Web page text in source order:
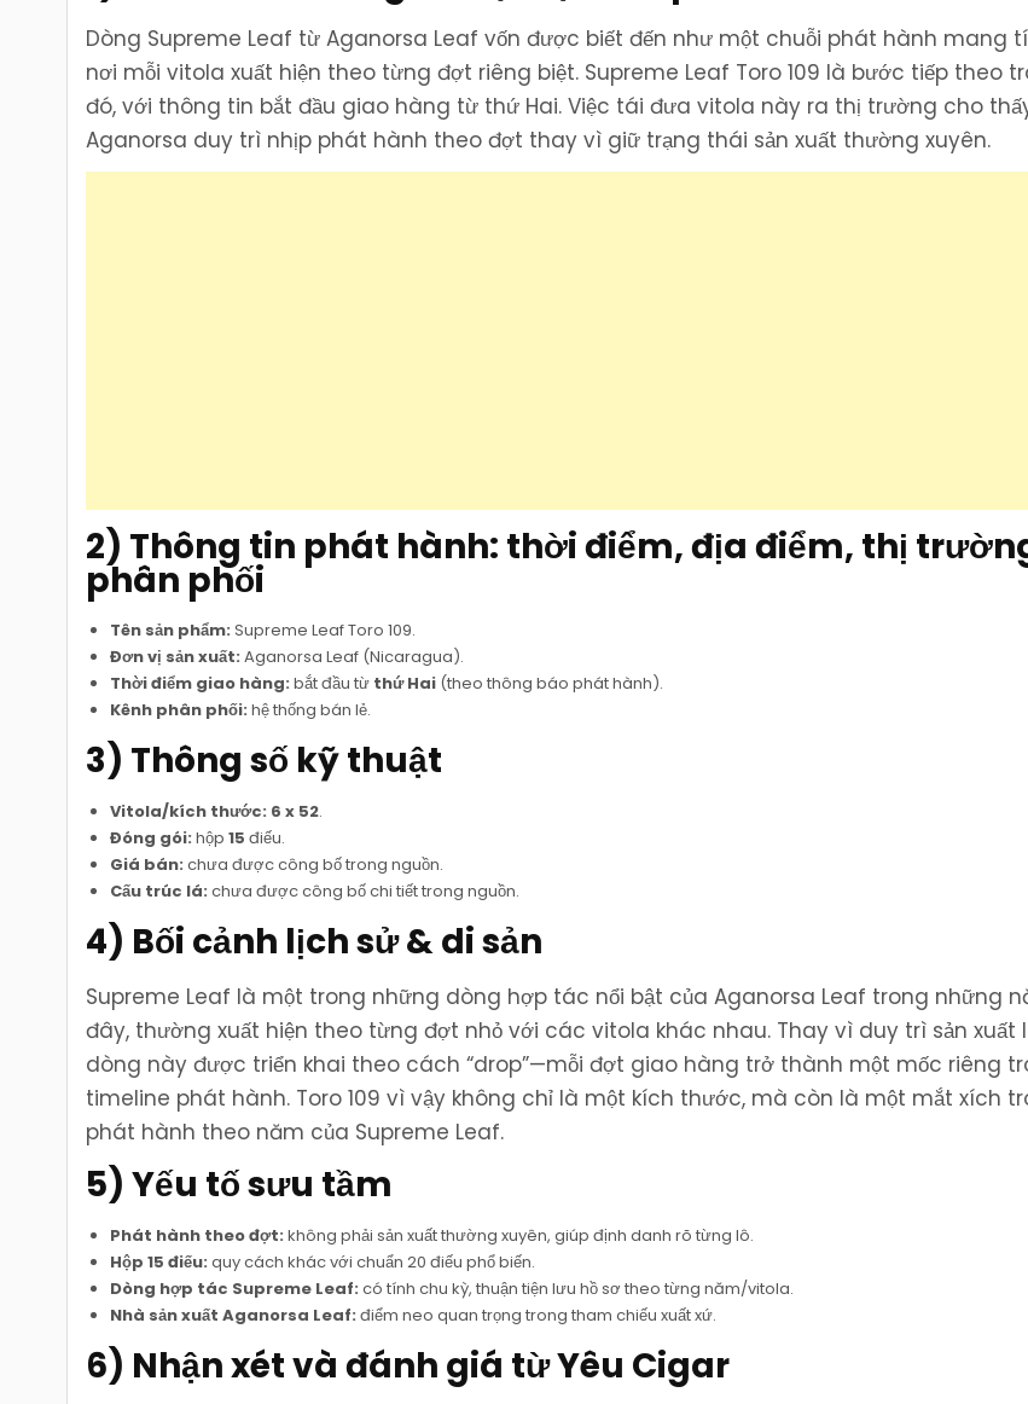
dòng
hợp
tác
Aganorsa
Dòng Supreme Leaf từ Aganorsa Leaf vốn được biết đến như một chuỗi phát hành mang
nơi mỗi vitola xuất hiện theo từng đợt riêng biệt. Supreme Leaf Toro 109 là bước tiếp theo
đó, với thông tin bắt đầu giao hàng từ thứ Hai. Việc tái đưa vitola này ra thị trường cho
Aganorsa duy trì nhịp phát hành theo đợt thay vì giữ trạng thái sản xuất thường xuyên.
2) Thông tin phát hành: thời điểm, địa điểm, thị
phân phối
Tên sản phẩm: Supreme Leaf Toro 109.
Đơn vị sản xuất: Aganorsa Leaf (Nicaragua).
Thời điểm giao hàng: bắt đầu từ thứ Hai (theo thông báo phát hành).
Kênh phân phối: hệ thống bán lẻ.
3) Thông số kỹ thuật
Vitola/kích thước: 6 x 52.
Đóng gói: hộp15 điếu.
Giá bán: chưa được công bố trong nguồn.
Cấu trúc lá: chưa được công bố chi tiết trong nguồn.
4) Bối cảnh lịch sử & di sản
Supreme Leaf là một trong những dòng hợp tác nổi bật của Aganorsa Leaf trong những
đây, thường xuất hiện theo từng đợt nhỏ với các vitola khác nhau. Thay vì duy trì sản xuất
dòng này được triển khai theo cách “drop”—mỗi đợt giao hàng trở thành một mốc riêng
timeline phát hành. Toro 109 vì vậy không chỉ là một kích thước, mà còn là một mắt xích
phát hành theo năm của Supreme Leaf.
5) Yếu tố sưu tầm
Phát hành theo đợt: không phải sản xuất thường xuyên, giúp định danh rõ từng lô.
Hộp 15 điếu: quy cách khác với chuẩn 20 điếu phổ biến.
Dòng hợp tác Supreme Leaf: có tính chu kỳ, thuận tiện lưu hồ sơ theo từng năm/vitola.
Nhà sản xuất Aganorsa Leaf: điểm neo quan trọng trong tham chiếu xuất xứ.
6) Nhận xét và đánh giá từ Yêu Cigar